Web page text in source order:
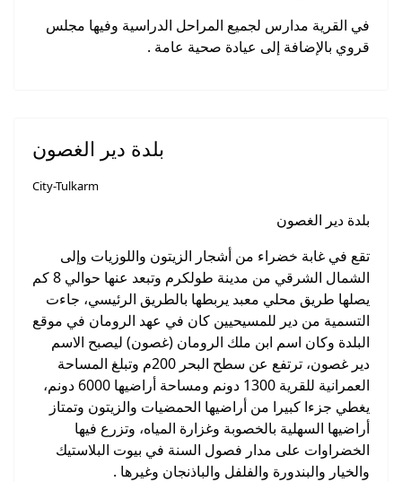
في القرية مدارس لجميع المراحل الدراسية وفيها مجلس
قروي بالإضافة إلى عيادة صحية عامة .
بلدة دير الغصون
City-Tulkarm
بلدة دير الغصون
تقع في غابة خضراء من أشجار الزيتون واللوزيات وإلى
الشمال الشرقي من مدينة طولكرم وتبعد عنها حوالي 8 كم
يصلها طريق محلي معبد يربطها بالطريق الرئيسي، جاءت
التسمية من دير للمسيحيين كان في عهد الرومان في موقع
البلدة وكان اسم ابن ملك الرومان (غصون) ليصبح الاسم
دير غصون، ترتفع عن سطح البحر 200م وتبلغ المساحة
العمرانية للقرية 1300 دونم ومساحة أراضيها 6000 دونم،
يغطي جزءا كبيرا من أراضيها الحمضيات والزيتون وتمتاز
أراضيها السهلية بالخصوبة وغزارة المياه، وتزرع فيها
الخضراوات على مدار فصول السنة في بيوت البلاستيك
والخيار والبندورة والفلفل والباذنجان وغيرها .